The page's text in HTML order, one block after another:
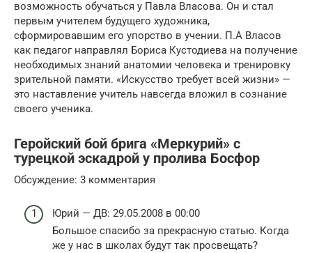
возможность обучаться у Павла Власова. Он и стал
первым учителем будущего художника,
сформировавшим его упорство в учении. П.А Власов
как педагог направлял Бориса Кустодиева на получение
необходимых знаний анатомии человека и тренировку
зрительной памяти. «Искусство требует всей жизни» —
это наставление учитель навсегда вложил в сознание
своего ученика.
Геройский бой брига «Меркурий» с
турецкой эскадрой у пролива Босфор
Обсуждение: 3 комментария
Юрий — ДВ: 29.05.2008 в 00:00
Большое спасибо за прекрасную статью. Когда
же у нас в школах будут так просвещать?